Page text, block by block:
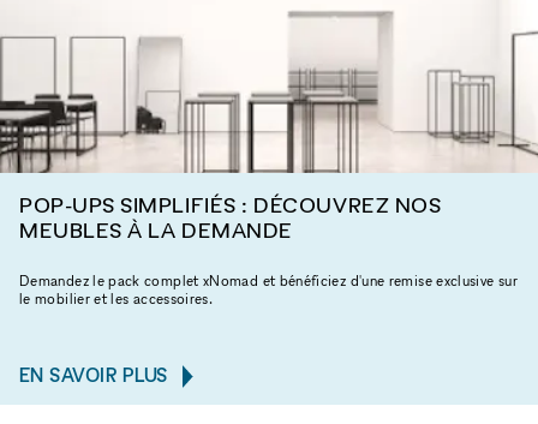
POP-UPS SIMPLIFIÉS : DÉCOUVREZ NOS
MEUBLES À LA DEMANDE
Demandez le pack complet xNomad et bénéficiez d'une remise exclusive sur
le mobilier et les accessoires.
EN SAVOIR PLUS